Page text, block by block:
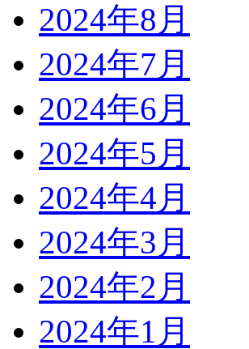
2024年8月
2024年7月
2024年6月
2024年5月
2024年4月
2024年3月
2024年2月
2024年1月